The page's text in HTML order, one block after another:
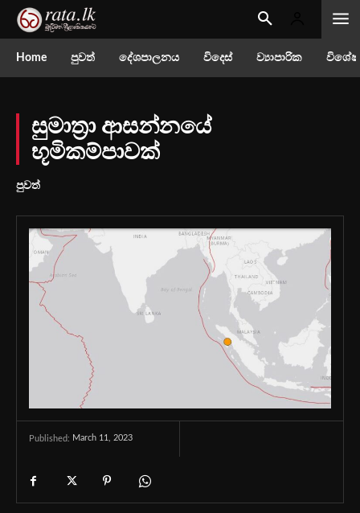
Home පුවත් දේශපාලනය විදෙස් ව්‍යාපාරික
සුමාත්‍රා ආසන්නයේ
භූමිකම්පාවක්
පුවත්
Published: March 11, 2023